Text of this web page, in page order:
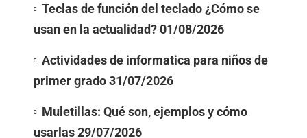
Teclas de función del teclado ¿Cómo se
usan en la actualidad?01/08/2026
Actividades de informatica para niños de
primer grado31/07/2026
Muletillas: Qué son, ejemplos y cómo
usarlas29/07/2026